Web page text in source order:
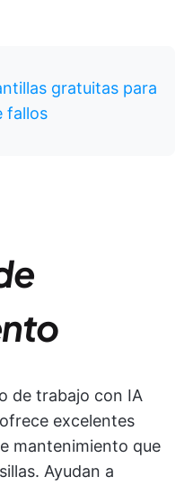
gratuitas para
fallos
de trabajo con IA
excelentes
mantenimiento que
Ayudan a